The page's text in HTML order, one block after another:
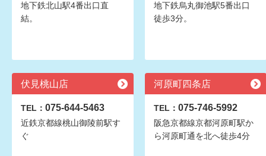
地下鉄北山駅4番出口直
結。
地下鉄烏丸御池駅5番出口
徒歩3分。
伏見桃山店
TEL： 075-644-5463
近鉄京都線桃山御陵前駅す
ぐ
河原町四条店
TEL： 075-746-5992
阪急京都線京都河原町駅か
ら河原町通を北へ徒歩4分